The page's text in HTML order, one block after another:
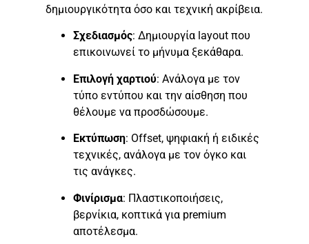
δημιουργικότητα όσο και τεχνική ακρίβεια.
Σχεδιασμός: Δημιουργία layout που
επικοινωνεί το μήνυμα ξεκάθαρα.
Επιλογή χαρτιού: Ανάλογα με τον
τύπο εντύπου και την αίσθηση που
θέλουμε να προσδώσουμε.
Εκτύπωση: Offset, ψηφιακή ή ειδικές
τεχνικές, ανάλογα με τον όγκο και
τις ανάγκες.
Φινίρισμα: Πλαστικοποιήσεις,
βερνίκια, κοπτικά για premium
αποτέλεσμα.